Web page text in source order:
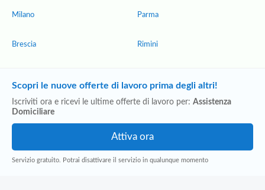
Milano
Brescia
Parma
Rimini
Scopri le nuove offerte di lavoro prima degli altri!
Iscriviti ora e ricevi le ultime offerte di lavoro per: Assistenza
Domiciliare
Servizio gratuito. Potrai disattivare il servizio in qualunque momento